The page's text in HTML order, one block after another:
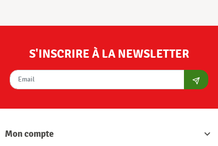
S'INSCRIRE À LA NEWSLETTER
Mon compte
